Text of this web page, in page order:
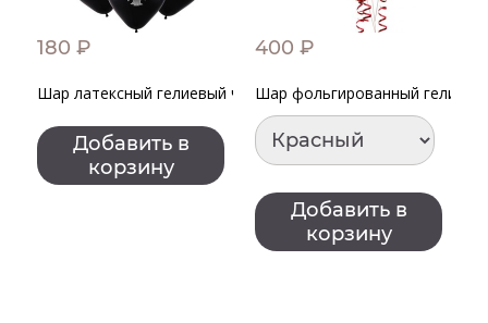
180 ₽
Шар латексный гелиевый черный с принтом
Добавить в
корзину
400 ₽
Шар фольгированный
Добавить в
корзину